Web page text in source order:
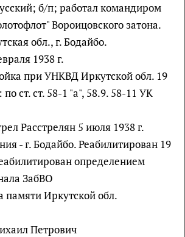
б/п; работал командиром
Вороицовского затона.
обл., г. Бодайбо.
1938 г.
при УНКВД Иркутской обл. 19
ст. ст. 58-1 "а", 58.9. 58-11 УК
Расстрелян 5 июля 1938 г.
- г. Бодайбо. Реабилитирован 19
определением
ЗабВО
памяти Иркутской обл.
Петрович